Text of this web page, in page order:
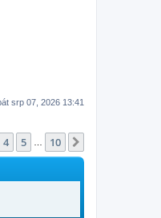
srp 07, 2026 13:41
4 5 10